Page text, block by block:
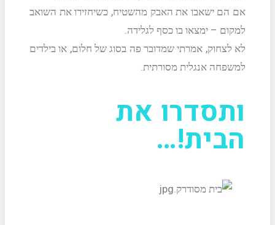
אם הם ישאבו את האבק מהשטיח, כשיחזירו את השואב
למקום – ימצאו בו כסף לגלידה.
לא לצחוק, אמרתי שמדובר פה בסוג של חלום, או בילדים
למשפחה אנגלית מסורתית.
ותסדרו את
הבית!…